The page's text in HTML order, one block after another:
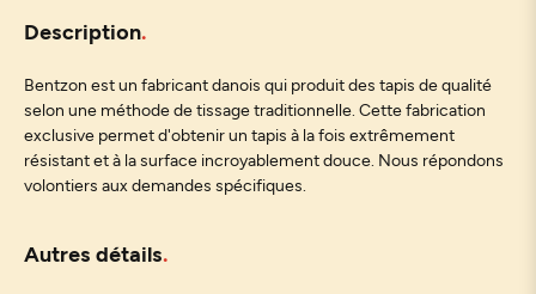
Description
Bentzon est un fabricant danois qui produit des tapis de qualité
selon une méthode de tissage traditionnelle. Cette fabrication
exclusive permet d'obtenir un tapis à la fois extrêmement
résistant et à la surface incroyablement douce. Nous répondons
volontiers aux demandes spécifiques.
Autres détails